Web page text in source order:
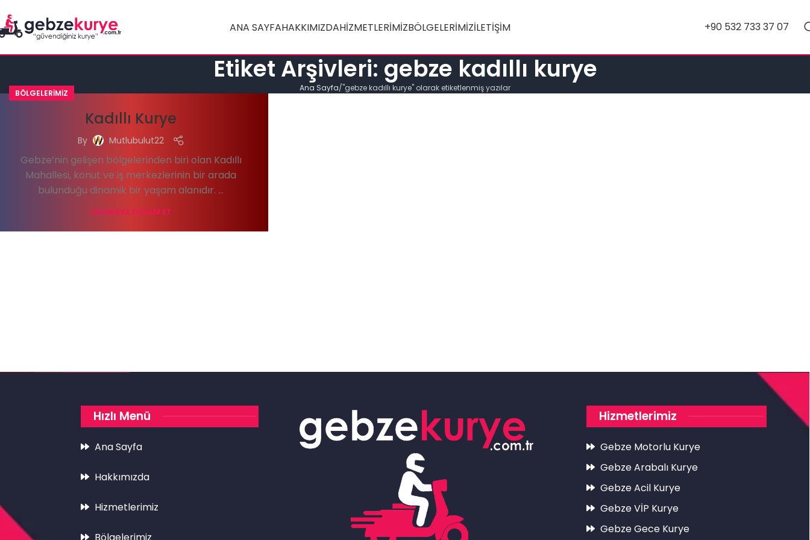
ANA SAYFAHAKKIMIZDAHIZMETLERIMIZBÖLGELERIMIZİLETIŞIM +90 532 733 37 07
Etiket Arşivleri: gebze kadıllı kurye
Ana Sayfa "gebze kadıllı kurye" olarak etiketlenmiş yazılar
BÖLGELERIMIZ
Kadıllı Kurye
By Mutlubulut22
Gebze’nin gelişen bölgelerinden biri olan Kadıllı
Mahallesi, konut ve iş merkezlerinin bir arada
bulunduğu dinamik bir yaşam alanıdır. ...
OKUMAYA DEVAM ET
Hızlı Menü
Ana Sayfa
Hakkımızda
Hizmetlerimiz
Bölgelerimiz
Hizmetlerimiz
Gebze Motorlu Kurye
Gebze Arabalı Kurye
Gebze Acil Kurye
Gebze VİP Kurye
Gebze Gece Kurye